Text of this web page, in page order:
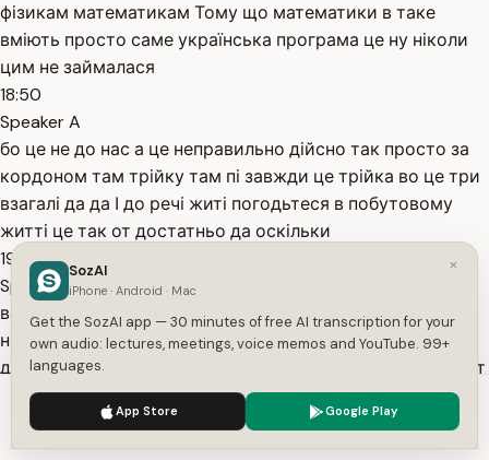
фізикам математикам Тому що математики в таке
вміють просто саме українська програма це ну ніколи
цим не займалася
18:50
Speaker A
бо це не до нас а це неправильно дійсно так просто за
кордоном там трійку там пі завжди це трійка во це три
взагалі да да І до речі житі погодьтеся в побутовому
житті це так от достатньо да оскільки
19:03
Speaker A
вся закордонна математика вона шкільна здебільшого
на побутове життя розраховане То дійсно так Так
дякую дякую за зауваження от якраз Пані Оля бачите от
це якраз було Я хотіла попросити Зараз я вам дам
посилання на дошку Я якраз хотіла попросити накидати
19:21
We use cookies to enhance your experience.
×
SozAI
iPhone · Android · Mac
Get the SozAI app — 30 minutes of free AI transcription for your
own audio: lectures, meetings, voice memos and YouTube. 99+
languages.
App Store Google Play